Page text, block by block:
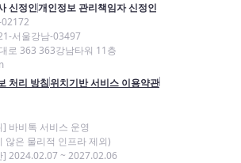
신정인개인정보 관리책임자 신정인
서울강남-03497
로 363 363강남타워 11층
처리 방침위치기반 서비스 이용약관
바비톡 서비스 운영
않은 물리적 인프라 제외)
] 2024.02.07 ~ 2027.02.06